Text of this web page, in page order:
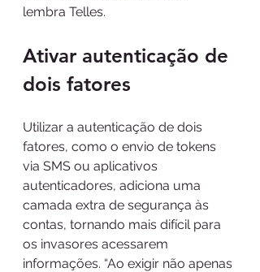
lembra Telles.
Ativar autenticação de
dois fatores
Utilizar a autenticação de dois
fatores, como o envio de tokens
via SMS ou aplicativos
autenticadores, adiciona uma
camada extra de segurança às
contas, tornando mais difícil para
os invasores acessarem
informações. “Ao exigir não apenas